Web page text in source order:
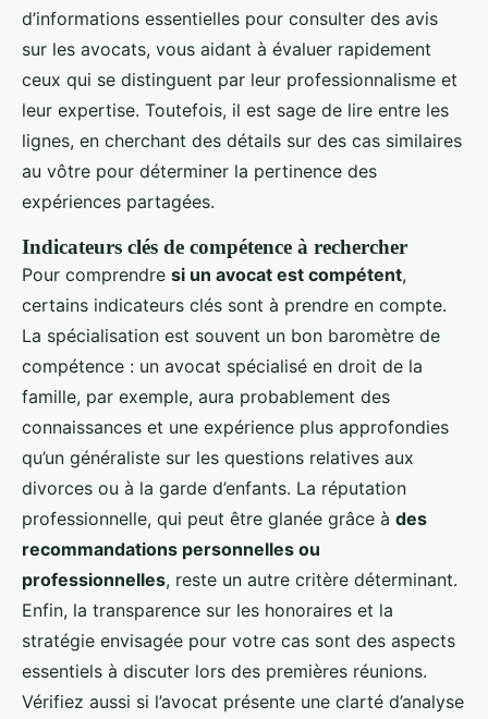
d’informations essentielles pour consulter des avis
sur les avocats, vous aidant à évaluer rapidement
ceux qui se distinguent par leur professionnalisme et
leur expertise. Toutefois, il est sage de lire entre les
lignes, en cherchant des détails sur des cas similaires
au vôtre pour déterminer la pertinence des
expériences partagées.
Indicateurs clés de compétence à rechercher
Pour comprendre si un avocat est compétent,
certains indicateurs clés sont à prendre en compte.
La spécialisation est souvent un bon baromètre de
compétence : un avocat spécialisé en droit de la
famille, par exemple, aura probablement des
connaissances et une expérience plus approfondies
qu’un généraliste sur les questions relatives aux
divorces ou à la garde d’enfants. La réputation
professionnelle, qui peut être glanée grâce à des
recommandations personnelles ou
professionnelles, reste un autre critère déterminant.
Enfin, la transparence sur les honoraires et la
stratégie envisagée pour votre cas sont des aspects
essentiels à discuter lors des premières réunions.
Vérifiez aussi si l’avocat présente une clarté d’analyse